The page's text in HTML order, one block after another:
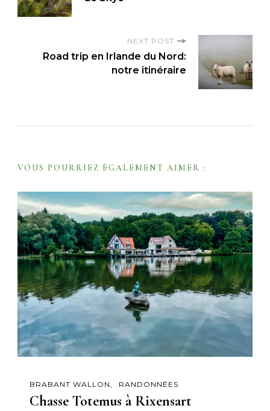
s
g
i
o
n
NEXT POST
Road trip en Irlande du Nord:
notre itinéraire
VOUS POURRIEZ ÉGALEMENT AIMER :
BRABANT WALLON RANDONNÉES
Chasse Totemus à Rixensart